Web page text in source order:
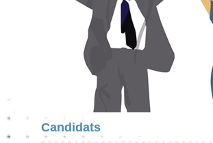
Candidats